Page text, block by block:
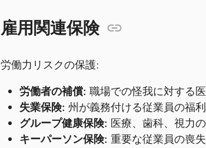
雇用関連保険
労働力リスクの保護:
労働者の補償: 職場での怪我に対する
失業保険: 州が義務付ける従業員の福
グループ健康保険: 医療、歯科、視力
キーパーソン保険: 重要な従業員の喪